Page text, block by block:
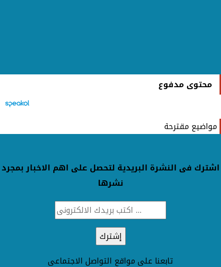
محتوى مدفوع
مواضيع مقترحة
اشترك فى النشرة البريدية لتحصل على اهم الاخبار بمجرد
نشرها
تابعنا على مواقع التواصل الاجتماعى